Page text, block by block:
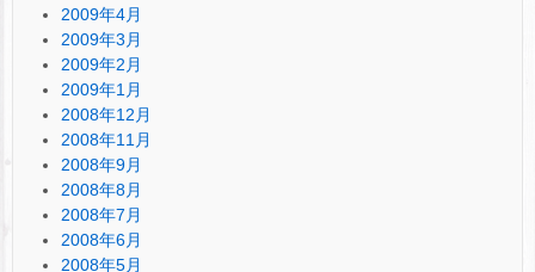
2009年4月
2009年3月
2009年2月
2009年1月
2008年12月
2008年11月
2008年9月
2008年8月
2008年7月
2008年6月
2008年5月